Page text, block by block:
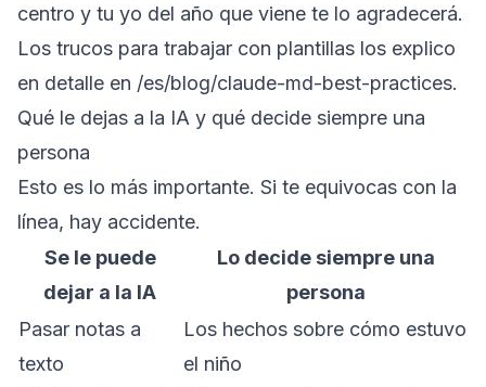
centro y tu yo del año que viene te lo agradecerá.
Los trucos para trabajar con plantillas los explico
en detalle en /es/blog/claude-md-best-practices.
Qué le dejas a la IA y qué decide siempre una
persona
Esto es lo más importante. Si te equivocas con la
línea, hay accidente.
Se le puede
dejar a la IA
Lo decide siempre una
persona
Pasar notas a
texto
Los hechos sobre cómo estuvo
el niño